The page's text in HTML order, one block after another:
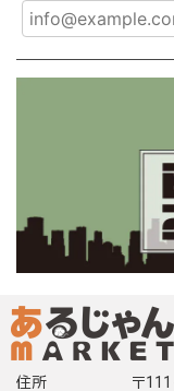
住所
〒